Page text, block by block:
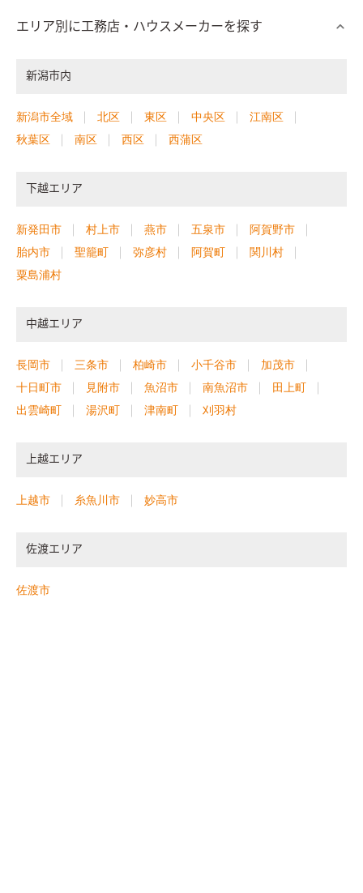
エリア別に工務店・ハウスメーカーを探す
新潟市内
新潟市全域 北区 東区 中央区
江南区
秋葉区
南区 西区 西蒲区
下越エリア
新発田市 村上市 燕市 五泉市
阿賀野市
胎内市
聖籠町 弥彦村 阿賀町
関川村
粟島浦村
中越エリア
長岡市 三条市 柏崎市 小千谷市
加茂市
十日町市
見附市 魚沼市 南魚沼市
田上町
出雲崎町
湯沢町 津南町 刈羽村
上越エリア
上越市 糸魚川市 妙高市
佐渡エリア
佐渡市